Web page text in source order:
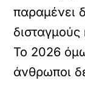
παραμένει
Το 2026
άνθρωποι